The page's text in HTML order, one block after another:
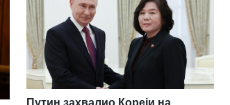
Путин захвалио Кореји на